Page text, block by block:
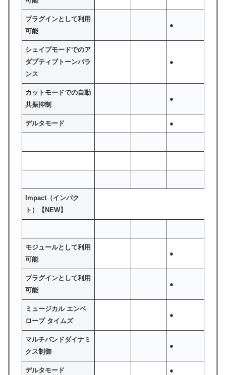
プラグインとして利用
可能
●
シェイプモードでのア
ダプティブトーンバラ
ンス
●
カットモードでの自動
共振抑制
●
デルタモード ●
Impact（インパク
ト）【NEW】
モジュールとして利用
可能
●
プラグインとして利用
可能
●
ミュージカル エンベ
ロープ タイムズ
●
マルチバンドダイナミ
クス制御
●
デルタモード ●